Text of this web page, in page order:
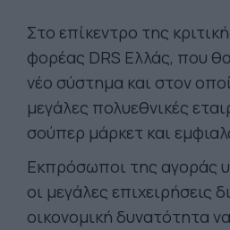
Στο επίκεντρο της
φορέας DRS Ελλάς, που θα
νέο σύστημα και στον
μεγάλες πολυεθνικές
σούπερ μάρκετ και
Εκπρόσωποι της αγοράς
οι μεγάλες επιχειρήσεις
οικονομική δυνατότητα